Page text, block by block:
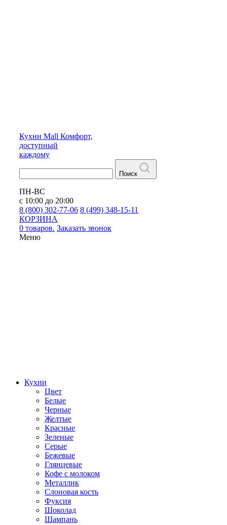
Кухни Mall Комфорт,
доступный
каждому
Поиск
ПН-ВС
с 10:00 до 20:00
8 (800) 302-77-06 8 (499) 348-15-11
КОРЗИНА
0 товаров. Заказать звонок
Меню
Кухни
Цвет
Белые
Черные
Желтые
Красные
Зеленые
Серые
Бежевые
Глянцевые
Кофе с молоком
Металлик
Слоновая кость
Фуксия
Шоколад
Шампань